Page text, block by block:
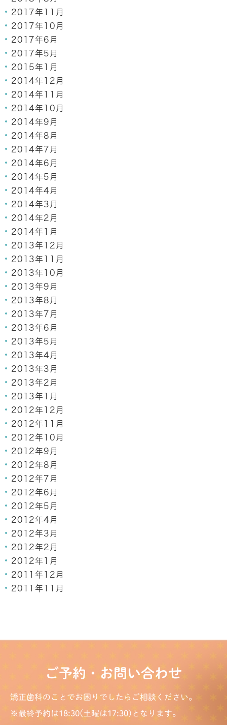
2017年11月
2017年10月
2017年6月
2017年5月
2015年1月
2014年12月
2014年11月
2014年10月
2014年9月
2014年8月
2014年7月
2014年6月
2014年5月
2014年4月
2014年3月
2014年2月
2014年1月
2013年12月
2013年11月
2013年10月
2013年9月
2013年8月
2013年7月
2013年6月
2013年5月
2013年4月
2013年3月
2013年2月
2013年1月
2012年12月
2012年11月
2012年10月
2012年9月
2012年8月
2012年7月
2012年6月
2012年5月
2012年4月
2012年3月
2012年2月
2012年1月
2011年12月
2011年11月
ご予約・お問い合わせ
矯正歯科のことでお困りでしたらご相談ください。
※最終予約は18:30(土曜は17:30)となります。